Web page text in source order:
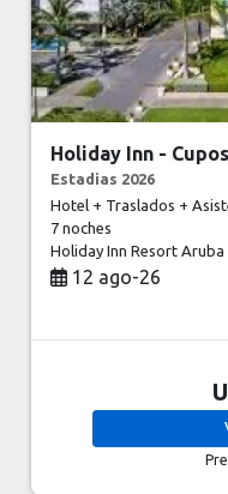
Holiday Inn -
Estadias 2026
Hotel + Traslados +
7 noches
Holiday Inn Resort Aruba
12 ago-26